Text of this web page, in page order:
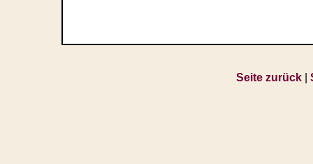
Seite zurück|